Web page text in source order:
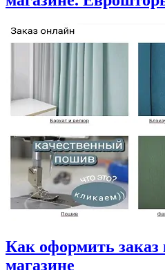
Как оформить
магазине